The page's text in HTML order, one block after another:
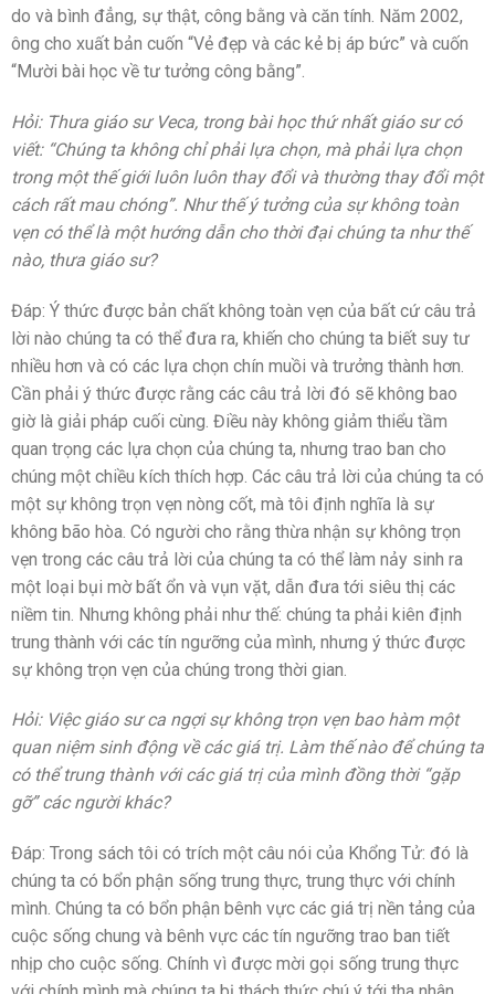
do và bình đẳng, sự thật, công bằng và căn tính. Năm 2002,
ông cho xuất bản cuốn “Vẻ đẹp và các kẻ bị áp bức” và cuốn
“Mười bài học về tư tưởng công bằng”.
Hỏi: Thưa giáo sư Veca, trong bài học thứ nhất giáo sư có
viết: “Chúng ta không chỉ phải lựa chọn, mà phải lựa chọn
trong một thế giới luôn luôn thay đổi và thường thay đổi một
cách rất mau chóng”. Như thế ý tưởng của sự không toàn
vẹn có thể là một hướng dẫn cho thời đại chúng ta như thế
nào, thưa giáo sư?
Đáp: Ý thức được bản chất không toàn vẹn của bất cứ câu trả
lời nào chúng ta có thể đưa ra, khiến cho chúng ta biết suy tư
nhiều hơn và có các lựa chọn chín muồi và trưởng thành hơn.
Cần phải ý thức được rằng các câu trả lời đó sẽ không bao
giờ là giải pháp cuối cùng. Điều này không giảm thiểu tầm
quan trọng các lựa chọn của chúng ta, nhưng trao ban cho
chúng một chiều kích thích hợp. Các câu trả lời của chúng ta có
một sự không trọn vẹn nòng cốt, mà tôi định nghĩa là sự
không bão hòa. Có người cho rằng thừa nhận sự không trọn
vẹn trong các câu trả lời của chúng ta có thể làm nảy sinh ra
một loại bụi mờ bất ổn và vụn vặt, dẫn đưa tới siêu thị các
niềm tin. Nhưng không phải như thế: chúng ta phải kiên định
trung thành với các tín ngưỡng của mình, nhưng ý thức được
sự không trọn vẹn của chúng trong thời gian.
Hỏi: Việc giáo sư ca ngợi sự không trọn vẹn bao hàm một
quan niệm sinh động về các giá trị. Làm thế nào để chúng ta
có thể trung thành với các giá trị của mình đồng thời “gặp
gỡ” các người khác?
Đáp: Trong sách tôi có trích một câu nói của Khổng Tử: đó là
chúng ta có bổn phận sống trung thực, trung thực với chính
mình. Chúng ta có bổn phận bênh vực các giá trị nền tảng của
cuộc sống chung và bênh vực các tín ngưỡng trao ban tiết
nhịp cho cuộc sống. Chính vì được mời gọi sống trung thực